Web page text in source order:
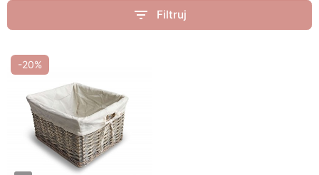
filter_list Filtruj
-20%